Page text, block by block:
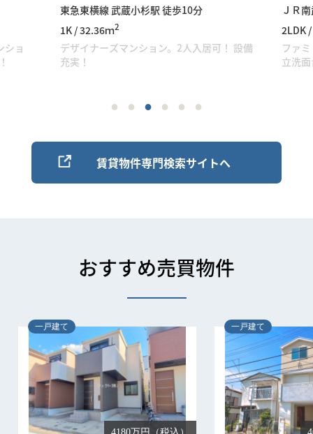
ョ
東急東横線 武蔵小杉駅 徒歩10分
1K / 32.36ｍ2
デザイナーズマンション。2人入居可！ 設備
充実！
ＪＲ
2LDK
ファ
立洗
賃貸物件専門検索サイトへ
おすすめ売買物件